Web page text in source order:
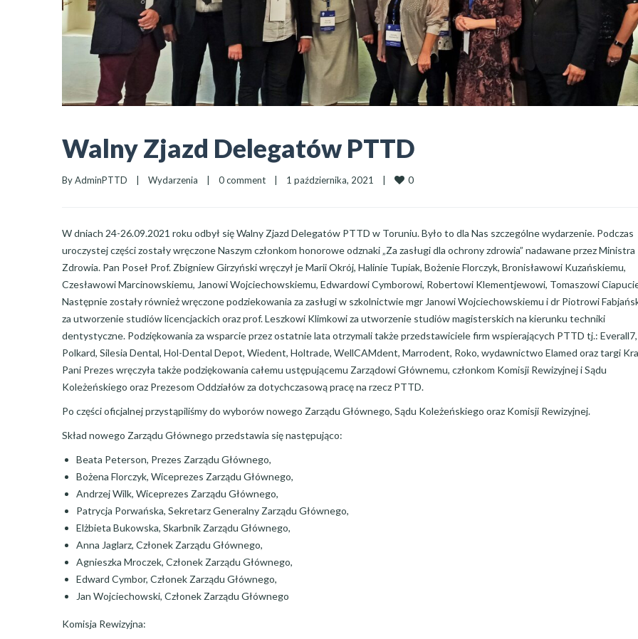
Walny Zjazd Delegatów PTTD
By AdminPTTD Wydarzenia 0 comment 1 października, 2021 0
W dniach 24-26.09.2021 roku odbył się Walny Zjazd Delegatów PTTD w Toruniu. Było to dla Nas szczególne wydarzenie. Podczas
uroczystej części zostały wręczone Naszym członkom honorowe odznaki „Za zasługi dla ochrony zdrowia” nadawane przez Ministra
Zdrowia. Pan Poseł Prof. Zbigniew Girzyński wręczył je Marii Okrój, Halinie Tupiak, Bożenie Florczyk, Bronisławowi Kuzańskiemu,
Czesławowi Marcinowskiemu, Janowi Wojciechowskiemu, Edwardowi Cymborowi, Robertowi Klementjewowi, Tomaszowi
Następnie zostały również wręczone podziekowania za zasługi w szkolnictwie mgr Janowi Wojciechowskiemu i dr Piotrowi
za utworzenie studiów licencjackich oraz prof. Leszkowi Klimkowi za utworzenie studiów magisterskich na kierunku techniki
dentystyczne. Podziękowania za wsparcie przez ostatnie lata otrzymali także przedstawiciele firm wspierających PTTD tj.: Everall7,
Polkard, Silesia Dental, Hol-Dental Depot, Wiedent, Holtrade, WellCAMdent, Marrodent, Roko, wydawnictwo Elamed oraz targi
Pani Prezes wręczyła także podziękowania całemu ustępującemu Zarządowi Głównemu, członkom Komisji Rewizyjnej i Sądu
Koleżeńskiego oraz Prezesom Oddziałów za dotychczasową pracę na rzecz PTTD.
Po części oficjalnej przystąpiliśmy do wyborów nowego Zarządu Głównego, Sądu Koleżeńskiego oraz Komisji Rewizyjnej.
Skład nowego Zarządu Głównego przedstawia się następująco:
Beata Peterson, Prezes Zarządu Głównego,
Bożena Florczyk, Wiceprezes Zarządu Głównego,
Andrzej Wilk, Wiceprezes Zarządu Głównego,
Patrycja Porwańska, Sekretarz Generalny Zarządu Głównego,
Elżbieta Bukowska, Skarbnik Zarządu Głównego,
Anna Jaglarz, Członek Zarządu Głównego,
Agnieszka Mroczek, Członek Zarządu Głównego,
Edward Cymbor, Członek Zarządu Głównego,
Jan Wojciechowski, Członek Zarządu Głównego
Komisja Rewizyjna: